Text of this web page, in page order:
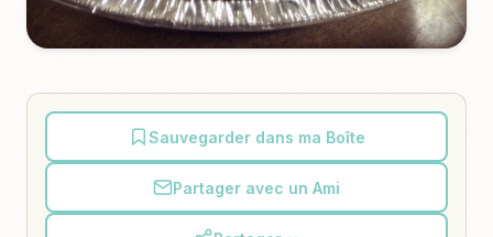
Sauvegarder dans ma Boîte
Partager avec un Ami